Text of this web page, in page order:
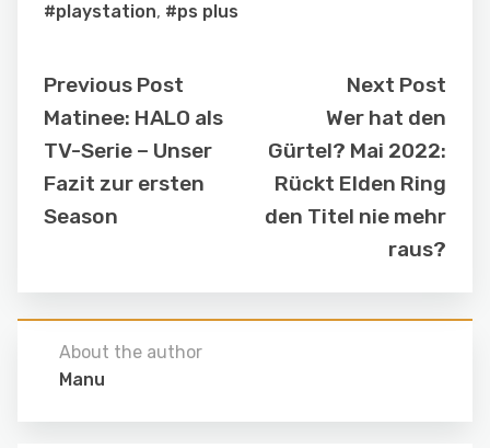
#playstation, #ps plus
Previous Post
Matinee: HALO als
TV-Serie – Unser
Fazit zur ersten
Season
Next Post
Wer hat den
Gürtel? Mai 2022:
Rückt Elden Ring
den Titel nie mehr
raus?
About the author
Manu